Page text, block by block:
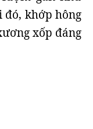
đó, khớp hông
xốp đáng